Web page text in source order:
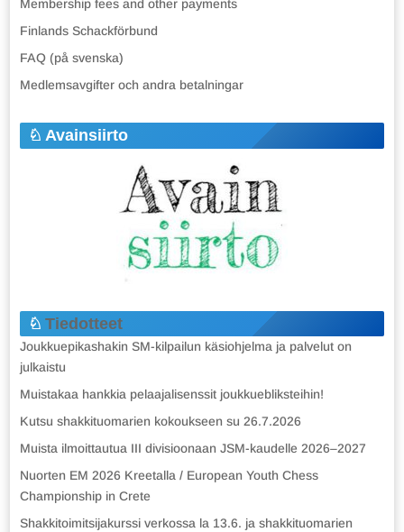
Membership fees and other payments
Finlands Schackförbund
FAQ (på svenska)
Medlemsavgifter och andra betalningar
Avainsiirto
Tiedotteet
Joukkuepikashakin SM-kilpailun käsiohjelma ja palvelut on
julkaistu
Muistakaa hankkia pelaajalisenssit joukkuebliksteihin!
Kutsu shakkituomarien kokoukseen su 26.7.2026
Muista ilmoittautua III divisioonaan JSM-kaudelle 2026–2027
Nuorten EM 2026 Kreetalla / European Youth Chess
Championship in Crete
Shakkitoimitsijakurssi verkossa la 13.6. ja shakkituomarien